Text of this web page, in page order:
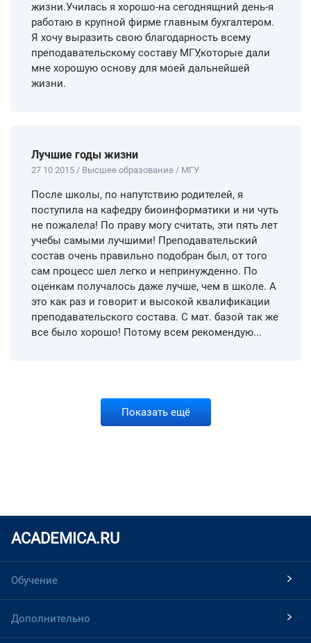
жизни.Училась я хорошо-на сегоднящний день-я
работаю в крупной фирме главным бухгалтером.
Я хочу выразить свою благодарность всему
преподавательскому составу МГУ,которые дали
мне хорошую основу для моей дальнейшей
жизни.
Лучшие годы жизни
27 10 2015 / Высшее образование / МГУ
После школы, по напутствию родителей, я
поступила на кафедру биоинформатики и ни чуть
не пожалела! По праву могу считать, эти пять лет
учебы самыми лучшими! Преподавательский
состав очень правильно подобран был, от того
сам процесс шел легко и непринужденно. По
оценкам получалось даже лучше, чем в школе. А
это как раз и говорит и высокой квалификации
преподавательского состава. С мат. базой так же
все было хорошо! Потому всем рекомендую...
Показать ещё
ACADEMICA.RU
Обучение
Дополнительно